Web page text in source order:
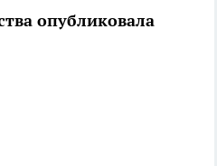
опубликовала